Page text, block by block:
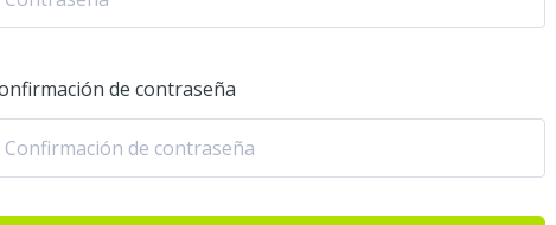
de contraseña